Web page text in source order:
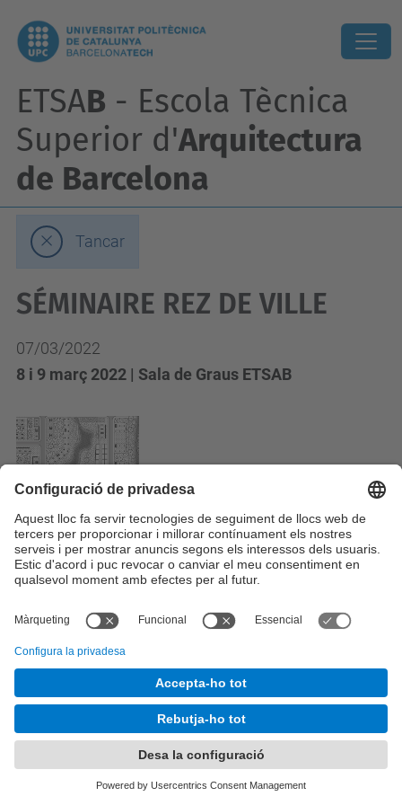
ETSAB - Escola Tècnica
Superior d'Arquitectura
de Barcelona
Tancar
SÉMINAIRE REZ DE VILLE
07/03/2022
8 i 9 març 2022 | Sala de Graus ETSAB
Tancar